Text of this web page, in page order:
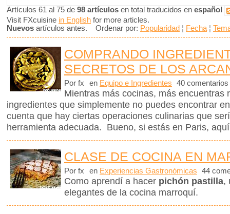
Artículos 61 al 75 de 98 artículos en total traducidos en español
Visit FXcuisine in English for more articles.
Nuevos artículos antes. Ordenar por: Popularidad ¦ Fecha ¦
COMPRANDO
SECRETOS DE LOS
Por fx en Equipo e Ingredientes 40 comentarios
Mientras más cocinas, más encuentras
ingredientes que simplemente no puedes encontrar
cuenta que hay ciertas operaciones culinarias que
herramienta adecuada. Bueno, si estás en Paris,
CLASE DE COCINA EN
Por fx en Experiencias Gastronómicas 44
Como aprendí a hacer pichón pastilla,
elegantes de la cocina marroquí.